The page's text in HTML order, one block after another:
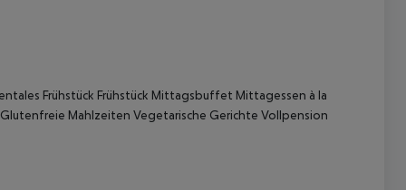
Frühstück Frühstück Mittagsbuffet Mittagessen à la
Mahlzeiten Vegetarische Gerichte Vollpension